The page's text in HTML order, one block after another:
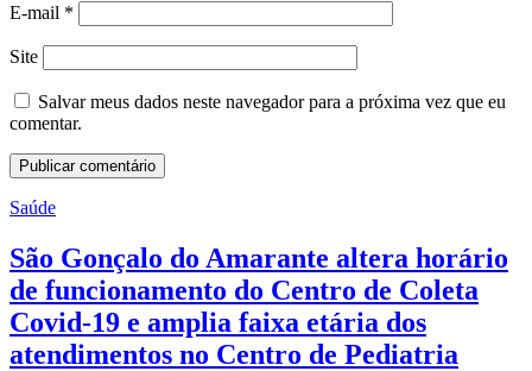
E-mail *
Site
Salvar meus dados neste navegador para a próxima vez que eu
comentar.
Saúde
São Gonçalo do Amarante altera horário
de funcionamento do Centro de Coleta
Covid-19 e amplia faixa etária dos
atendimentos no Centro de Pediatria